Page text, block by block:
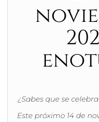
¿Sabes que se
Este próximo 14 de